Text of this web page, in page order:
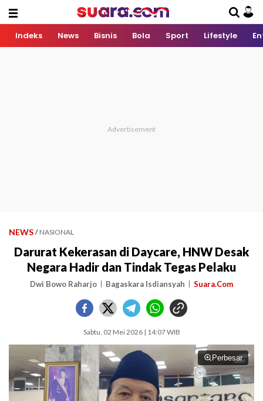
Indeks News Bisnis Bola Sport Lifestyle
NEWS / NASIONAL
Darurat Kekerasan di Daycare, HNW Desak
Negara Hadir dan Tindak Tegas Pelaku
Dwi Bowo Raharjo Bagaskara Isdiansyah Suara.Com
Sabtu, 02 Mei 2026 | 14:07 WIB
Perbesar